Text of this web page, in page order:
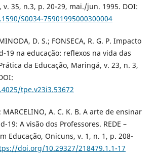
v. 35, n.3, p. 20-29, mai./jun. 1995. DOI:
S0034-75901995000300004
D. S.; FONSECA, R. G. P. Impacto
19 na educação: reflexos na vida das
da Educação, Maringá, v. 23, n. 3,
tpe.v23i3.53672
MARCELINO, A. C. K. B. A arte de ensinar
19: A visão dos Professores. REDE –
Educação, Onicuns, v. 1, n. 1, p. 208-
doi.org/10.29327/218479.1.1-17